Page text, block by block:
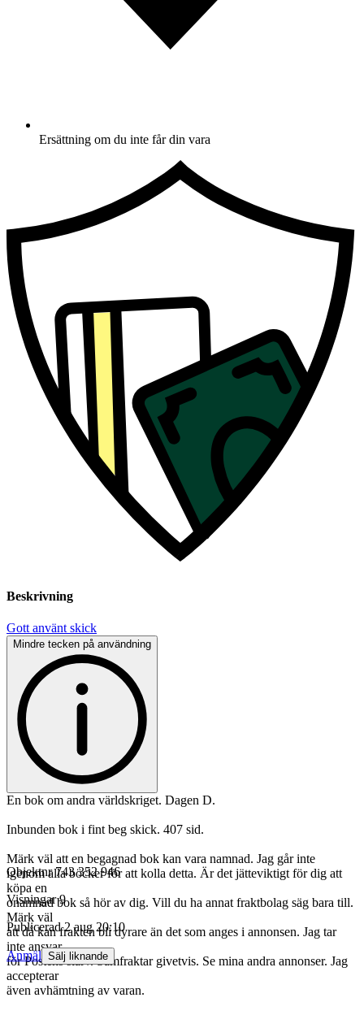
Ersättning om du inte får din vara
Beskrivning
Gott använt skick
Mindre tecken på användning
En bok om andra världskriget. Dagen D.
Inbunden bok i fint beg skick. 407 sid.
Märk väl att en begagnad bok kan vara namnad. Jag går inte
igenom alla böcker för att kolla detta. Är det jätteviktigt för dig att
köpa en
onamnad bok så hör av dig. Vill du ha annat fraktbolag säg bara till.
Märk väl
att då kan frakten bli dyrare än det som anges i annonsen. Jag tar
inte ansvar
för Postens slarv. Samfraktar givetvis. Se mina andra annonser. Jag
accepterar
även avhämtning av varan.
Objektnr 743 352 946
Visningar 9
Publicerad 2 aug 20:10
Anmäl Sälj liknande